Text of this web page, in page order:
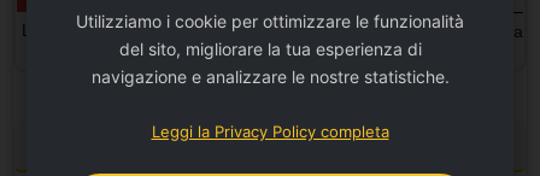
L'articolo verrà personalizzato
con la stampa.
L'articolo sarà senza la stampa
Configura la stampa
Utilizziamo i cookie per ottimizzare le funzionalità
del sito, migliorare la tua esperienza di
navigazione e analizzare le nostre statistiche.
Leggi la Privacy Policy completa